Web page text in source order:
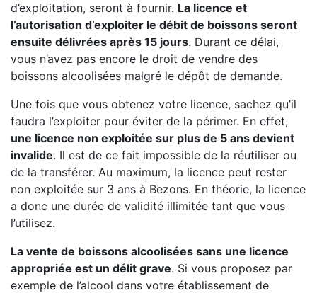
d’exploitation, seront à fournir. La licence et
l’autorisation d’exploiter le débit de boissons seront
ensuite délivrées après 15 jours. Durant ce délai,
vous n’avez pas encore le droit de vendre des
boissons alcoolisées malgré le dépôt de demande.
Une fois que vous obtenez votre licence, sachez qu’il
faudra l’exploiter pour éviter de la périmer. En effet,
une licence non exploitée sur plus de 5 ans devient
invalide. Il est de ce fait impossible de la réutiliser ou
de la transférer. Au maximum, la licence peut rester
non exploitée sur 3 ans à Bezons. En théorie, la licence
a donc une durée de validité illimitée tant que vous
l’utilisez.
La vente de boissons alcoolisées sans une licence
appropriée est un délit grave. Si vous proposez par
exemple de l’alcool dans votre établissement de